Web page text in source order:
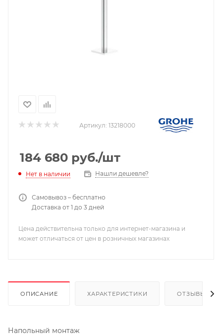
Артикул: 13218000
184 680 руб./шт
Нет в наличии Нашли дешевле?
Самовывоз – бесплатно
Доставка от 1 до 3 дней
Цена действительна только для интернет-магазина и
может отличаться от цен в розничных магазинах
ОПИСАНИЕ ХАРАКТЕРИСТИКИ ОТЗЫВЫ
Напольный монтаж